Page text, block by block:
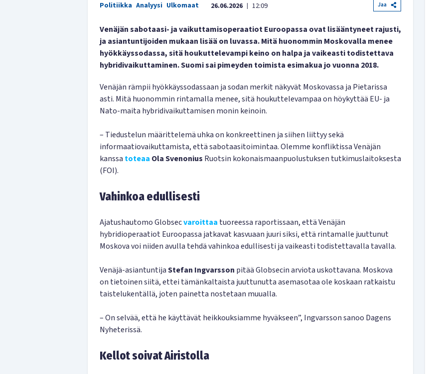
Politiikka Analyysi Ulkomaat 26.06.2026 | 12:09 Jaa
Venäjän sabotaasi- ja vaikuttamisoperaatiot Euroopassa ovat lisääntyneet rajusti,
ja asiantuntijoiden mukaan lisää on luvassa. Mitä huonommin Moskovalla menee
hyökkäyssodassa, sitä houkuttelevampi keino on halpa ja vaikeasti todistettava
hybridivaikuttaminen. Suomi sai pimeyden toimista esimakua jo vuonna 2018.
Venäjän rämpii hyökkäyssodassaan ja sodan merkit näkyvät Moskovassa ja Pietarissa
asti. Mitä huonommin rintamalla menee, sitä houkuttelevampaa on höykyttää EU- ja
Nato-maita hybridivaikuttamisen monin keinoin.
– Tiedustelun määrittelemä uhka on konkreettinen ja siihen liittyy sekä
informaatiovaikuttamista, että sabotaasitoimintaa. Olemme konfliktissa Venäjän
kanssa toteaa Ola Svenonius Ruotsin kokonaismaanpuolustuksen tutkimuslaitoksesta
(FOI).
Vahinkoa edullisesti
Ajatushautomo Globsecvaroittaa tuoreessa raportissaan, että Venäjän
hybridioperaatiot Euroopassa jatkavat kasvuaan juuri siksi, että rintamalle juuttunut
Moskova voi niiden avulla tehdä vahinkoa edullisesti ja vaikeasti todistettavalla tavalla.
Venäjä-asiantuntijaStefan Ingvarsson pitää Globsecin arviota uskottavana. Moskova
on tietoinen siitä, ettei tämänkaltaista juuttunutta asemasotaa ole koskaan ratkaistu
taistelukentällä, joten painetta nostetaan muualla.
– On selvää, että he käyttävät heikkouksiamme hyväkseen”, Ingvarsson sanoo Dagens
Nyheterissä.
Kellot soivat Airistolla